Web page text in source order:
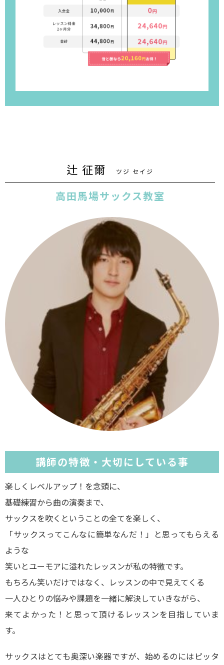
辻 征爾 ツジ セイジ
高田馬場サックス教室
講師の特徴・大切にしている事
楽しくレベルアップ！を念頭に、
基礎練習から曲の演奏まで、
サックスを吹くということの全てを楽しく、
「サックスってこんなに簡単なんだ！」と思ってもらえる
ような
笑いとユーモアに溢れたレッスンが私の特徴です。
もちろん笑いだけではなく、レッスンの中で見えてくる
一人ひとりの悩みや課題を一緒に解決していきながら、
来てよかった！と思って頂けるレッスンを目指していま
す。
サックスはとても奥深い楽器ですが、始めるのにはピッタ